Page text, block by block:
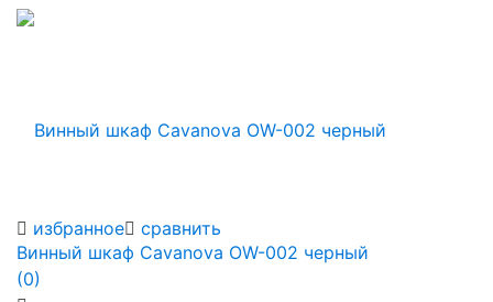
избранное сравнить
Винный шкаф Cavanova OW-002 черный
(0)